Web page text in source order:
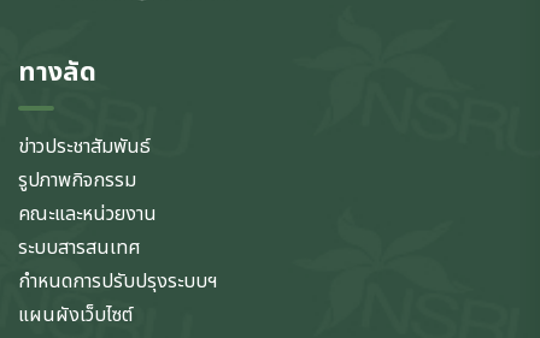
ทางลัด
ข่าวประชาสัมพันธ์
รูปภาพกิจกรรม
คณะและหน่วยงาน
ระบบสารสนเทศ
กำหนดการปรับปรุงระบบฯ
แผนผังเว็บไซต์